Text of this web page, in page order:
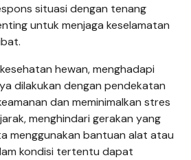
situasi dengan tenang
untuk menjaga keselamatan
hewan, menghadapi
dilakukan dengan pendekatan
dan meminimalkan stres
menghindari gerakan yang
menggunakan bantuan alat atau
kondisi tertentu dapat